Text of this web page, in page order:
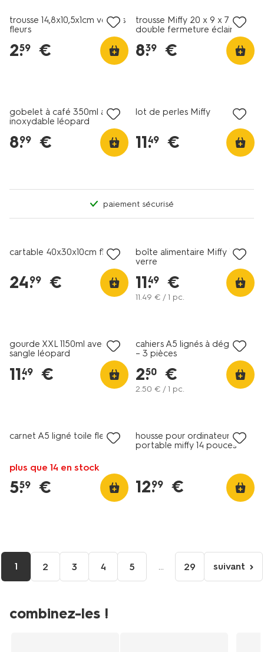
trousse 14,8x10,5x1cm volants
fleurs
2.
59 €
trousse Miffy 20 x 9 x 7 cm
double fermeture éclair
8.
39 €
gobelet à café 350ml acier
inoxydable léopard
8.
99 €
lot de perles Miffy
11.
49 €
paiement sécurisé
cartable 40x30x10cm fleurs
24.
99 €
boîte alimentaire Miffy 1L
verre
11.
49 €
11.49 € / 1 pc.
gourde XXL 1150ml avec
sangle léopard
11.
49 €
cahiers A5 lignés à dégradé
– 3 pièces
2.
50 €
2.50 € / 1 pc.
carnet A5 ligné toile fleur
plus que 14 en stock
5.
59 €
housse pour ordinateur
portable miffy 14 pouces
12.
99 €
1 2 3 4 5 ... 29
page
suivant
combinez-les !